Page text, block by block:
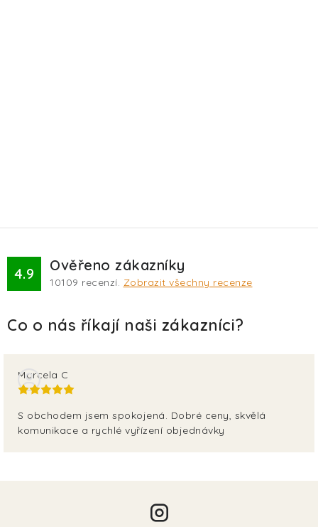
4.9 Ověřeno zákazníky
10109 recenzí. Zobrazit všechny recenze
Marcela C
S obchodem jsem spokojená. Dobré ceny, skvělá
komunikace a rychlé vyřízení objednávky